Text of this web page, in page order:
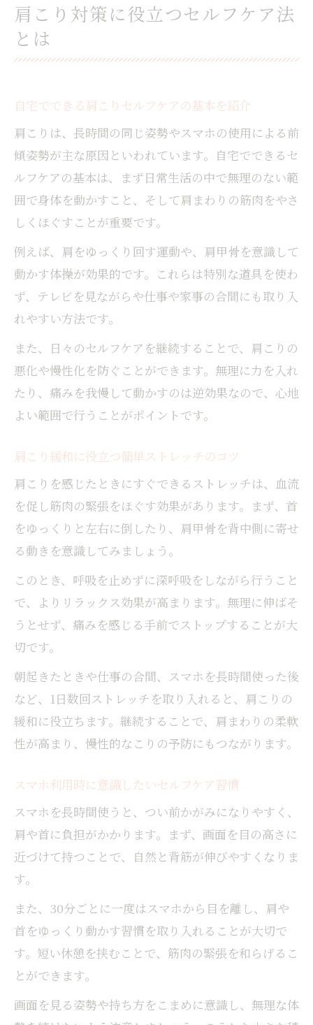
肩こり対策に役立つセルフケア法
とは
自宅でできる肩こりセルフケアの基本を紹介
肩こりは、長時間の同じ姿勢やスマホの使用による前
傾姿勢が主な原因といわれています。自宅でできるセ
ルフケアの基本は、まず日常生活の中で無理のない範
囲で身体を動かすこと、そして肩まわりの筋肉をやさ
しくほぐすことが重要です。
例えば、肩をゆっくり回す運動や、肩甲骨を意識して
動かす体操が効果的です。これらは特別な道具を使わ
ず、テレビを見ながらや仕事や家事の合間にも取り入
れやすい方法です。
また、日々のセルフケアを継続することで、肩こりの
悪化や慢性化を防ぐことができます。無理に力を入れ
たり、痛みを我慢して動かすのは逆効果なので、心地
よい範囲で行うことがポイントです。
肩こり緩和に役立つ簡単ストレッチのコツ
肩こりを感じたときにすぐできるストレッチは、血流
を促し筋肉の緊張をほぐす効果があります。まず、首
をゆっくりと左右に倒したり、肩甲骨を背中側に寄せ
る動きを意識してみましょう。
このとき、呼吸を止めずに深呼吸をしながら行うこと
で、よりリラックス効果が高まります。無理に伸ばそ
うとせず、痛みを感じる手前でストップすることが大
切です。
朝起きたときや仕事の合間、スマホを長時間使った後
など、1日数回ストレッチを取り入れると、肩こりの
緩和に役立ちます。継続することで、肩まわりの柔軟
性が高まり、慢性的なこりの予防にもつながります。
スマホ利用時に意識したいセルフケア習慣
スマホを長時間使うと、つい前かがみになりやすく、
肩や首に負担がかかります。まず、画面を目の高さに
近づけて持つことで、自然と背筋が伸びやすくなりま
す。
また、30分ごとに一度はスマホから目を離し、肩や
首をゆっくり動かす習慣を取り入れることが大切で
す。短い休憩を挟むことで、筋肉の緊張を和らげるこ
とができます。
画面を見る姿勢や持ち方をこまめに意識し、無理な体